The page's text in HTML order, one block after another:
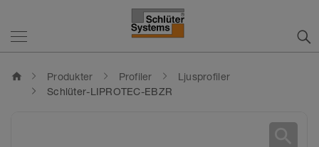
home Produkter Profiler
Ljusprofiler
Schlüter-LIPROTEC-EBZR